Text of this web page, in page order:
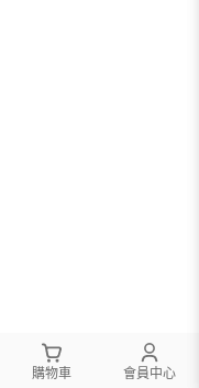
購物車 會員中心